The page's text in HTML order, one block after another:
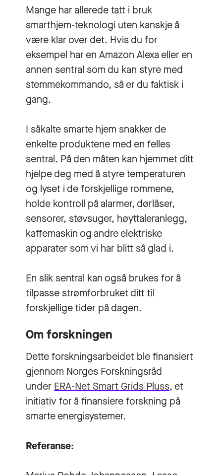
Mange har allerede tatt i bruk
smarthjem-teknologi uten kanskje å
være klar over det. Hvis du for
eksempel har en Amazon Alexa eller en
annen sentral som du kan styre med
stemmekommando, så er du faktisk i
gang.
I såkalte smarte hjem snakker de
enkelte produktene med en felles
sentral. På den måten kan hjemmet ditt
hjelpe deg med å styre temperaturen
og lyset i de forskjellige rommene,
holde kontroll på alarmer, dørlåser,
sensorer, støvsuger, høyttaleranlegg,
kaffemaskin og andre elektriske
apparater som vi har blitt så glad i.
En slik sentral kan også brukes for å
tilpasse strømforbruket ditt til
forskjellige tider på dagen.
Om forskningen
Dette forskningsarbeidet ble finansiert
gjennom Norges Forskningsråd
under ERA-Net Smart Grids Pluss, et
initiativ for å finansiere forskning på
smarte energisystemer.
Referanse: